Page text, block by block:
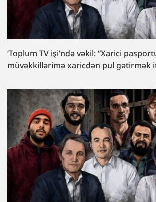
‘Toplum TV işi’ndə vəkil: “Xarici
müvəkkillərimə xaricdən pul gətirmək